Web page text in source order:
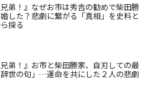
兄弟！』なぜお市は秀吉の勧めで柴田勝
した？悲劇に繋がる「真相」を史料と
探る
兄弟！』お市と柴田勝家、自刃しての最
世の句」…運命を共にした２人の悲劇